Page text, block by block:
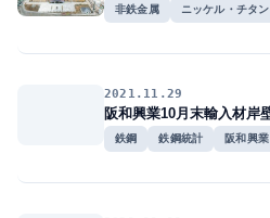
非鉄金属 ニッケル・チタン
2021.11.29
阪和興業10月末輸入材
鉄鋼 鉄鋼統計 阪和興業